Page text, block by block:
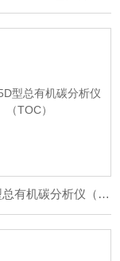
Pray-5D型总有机碳分析仪（TOC）